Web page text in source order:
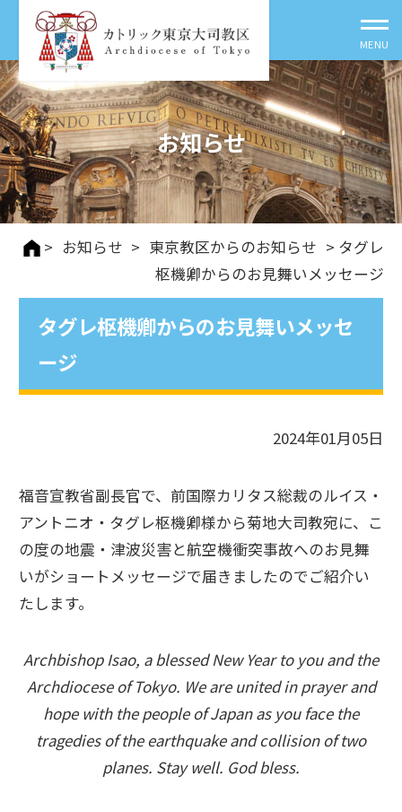
お知らせ
> お知らせ > 東京教区からのお知らせ > タグレ
枢機卿からのお見舞いメッセージ
タグレ枢機卿からのお見舞いメッセ
ージ
2024年01月05日
福音宣教省副長官で、前国際カリタス総裁のルイス・
アントニオ・タグレ枢機卿様から菊地大司教宛に、こ
の度の地震・津波災害と航空機衝突事故へのお見舞
いがショートメッセージで届きましたのでご紹介い
たします。
Archbishop Isao, a blessed New Year to you and the
Archdiocese of Tokyo. We are united in prayer and
hope with the people of Japan as you face the
tragedies of the earthquake and collision of two
planes. Stay well. God bless.